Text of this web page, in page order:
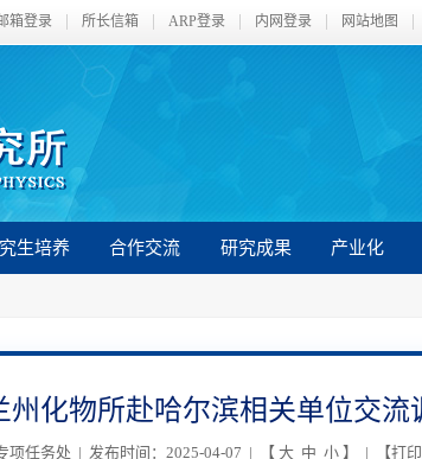
箱登录 所长信箱 ARP登录 内网登录 网站地图
生培养 合作交流 研究成果 产业化
州化物所赴哈尔滨相关单位交流
项任务处 | 发布时间：2025-04-07 | 【 大 中 小 】 | 【打印